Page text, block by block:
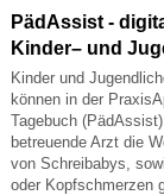
PädAssist -
Kinder– und
Kinder und
können in der
Tagebuch
betreuende Arzt die
von Schreibabys,
oder Kopfschmerzen